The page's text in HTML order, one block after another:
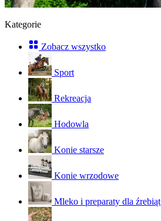
Kategorie
Zobacz wszystko
Sport
Rekreacja
Hodowla
Konie starsze
Konie wrzodowe
Mleko i preparaty dla źrebiąt